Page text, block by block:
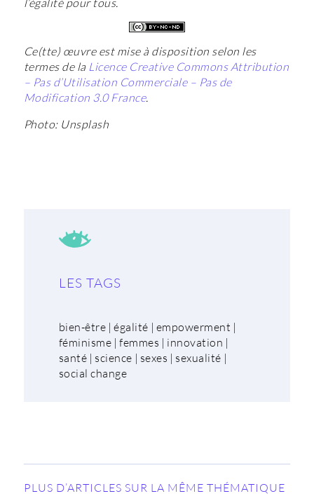
Ce(tte) œuvre est mise à disposition selon les
termes de la Licence Creative Commons Attribution
– Pas d’Utilisation Commerciale – Pas de
Modification 3.0 France.
Photo: Unsplash
LES TAGS
bien-être |égalité | empowerment |
féminisme |femmes | innovation |
santé | science | sexes | sexualité |
social change
PLUS D’ARTICLES SUR LA MÊME THÉMATIQUE